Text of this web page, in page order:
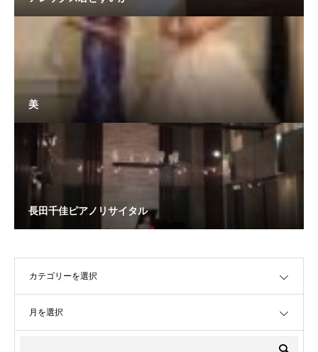
美
長田千佳ピアノリサイタル